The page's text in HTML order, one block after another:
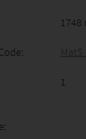
1748
MatS
1